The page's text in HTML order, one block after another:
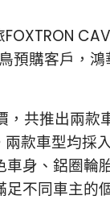
預購客戶，
共推出兩
款車型均
身、鋁圈
不同車主的